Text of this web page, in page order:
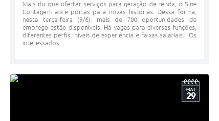
Mais do que ofertar serviços para geração de renda, o Sine
Contagem abre portas para novas histórias. Dessa forma,
nesta terça-feira (9/6), mais de 700 oportunidades de
emprego estão disponíveis. Há vagas para diversas funções,
diferentes perfis, níveis de experiência e faixas salariais. Os
interessados...
MAI
29